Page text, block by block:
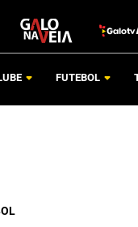
FUTEBOL